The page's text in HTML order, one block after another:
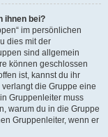
ihnen bei?
im persönlichen
dies mit der
sind allgemein
können geschlossen
ist, kannst du ihr
die Gruppe eine
Gruppenleiter muss
warum du in die Gruppe
Gruppenleiter, wenn er